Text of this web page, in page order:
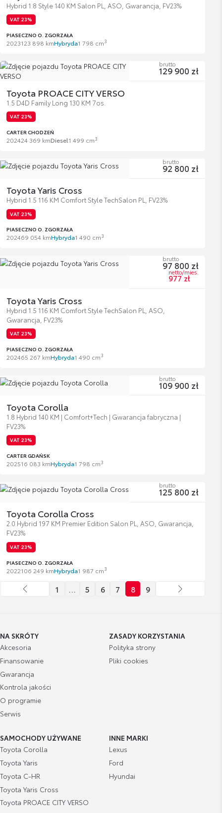
Hybrid 1.8 Style 140 KM Salon PL, ASO, Gwarancja, FV23%
VAT 23%
PIASECZNO O. ZGORZAŁA
2023123 898 kmHybryda1 798 cm3
Toyota PROACE CITY VERSO
1.5 D4D Family Long 130 KM 7os.
VAT 23%
CARTER CHODZEŃ
202424 369 kmDiesel1 499 cm3
brutto
129 900 zł
Toyota Yaris Cross
Hybrid 1.5 116 KM Comfort Style TechSalon PL, FV23%
VAT 23%
PIASECZNO O. ZGORZAŁA
202469 054 kmHybryda1 490 cm3
brutto
92 800 zł
Toyota Yaris Cross
Hybrid 1.5 116 KM Comfort Style TechSalon PL, ASO,
Gwarancja, FV23%
VAT 23%
PIASECZNO O. ZGORZAŁA
202465 267 kmHybryda1 490 cm3
brutto
97 800 zł
netto/mies.
977 zł
Toyota Corolla
1.8 Hybrid 140 KM | Comfort+Tech | Gwarancja fabryczna |
FV23%
VAT 23%
CARTER GDAŃSK
202516 083 kmHybryda1 798 cm3
brutto
109 900 zł
Toyota Corolla Cross
2.0 Hybrid 197 KM Premier Edition Salon PL, ASO, Gwarancja,
FV23%
VAT 23%
PIASECZNO O. ZGORZAŁA
2022106 249 kmHybryda1 987 cm3
brutto
125 800 zł
1 … 5 6 7 8 9
NA SKRÓTY
Akcesoria
Finansowanie
Gwarancja
Kontrola jakości
O programie
Serwis
ZASADY KORZYSTANIA
Polityka strony
Pliki cookies
SAMOCHODY UŻYWANE
Toyota Corolla
Toyota Yaris
Toyota C-HR
Toyota Yaris Cross
Toyota PROACE CITY VERSO
INNE MARKI
Lexus
Ford
Hyundai